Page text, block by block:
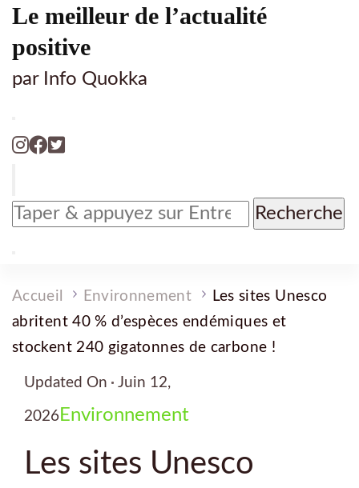
Le meilleur de l’actualité
positive
par Info Quokka
Vous
recherchiez
?
Accueil Environnement
Les sites Unesco
abritent 40 % d’espèces endémiques et
stockent 240 gigatonnes de carbone !
Updated On Juin 12,
2026 Environnement
Les sites Unesco